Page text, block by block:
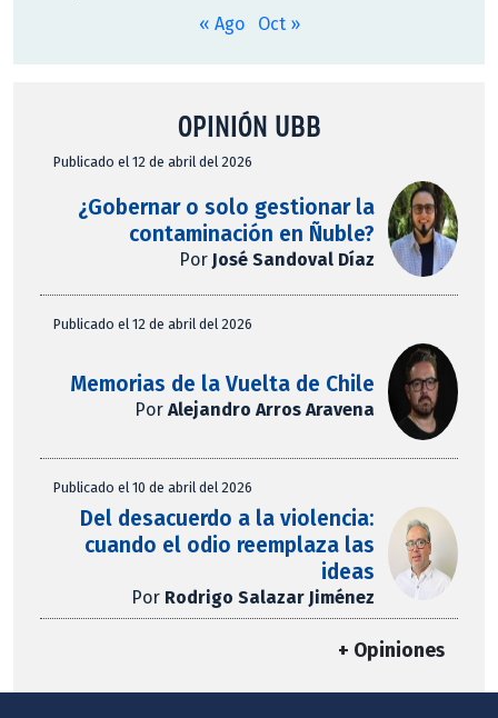
« Ago Oct »
OPINIÓN UBB
Publicado el 12 de abril del 2026
¿Gobernar o solo gestionar la
contaminación en Ñuble?
Por José Sandoval Díaz
Publicado el 12 de abril del 2026
Memorias de la Vuelta de Chile
PorAlejandro Arros Aravena
Publicado el 10 de abril del 2026
Del desacuerdo a la violencia:
cuando el odio reemplaza las
ideas
Por Rodrigo Salazar Jiménez
+ Opiniones